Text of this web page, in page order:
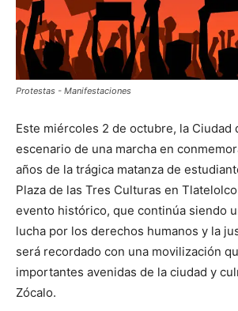
Protestas - Manifestaciones
Este miércoles 2 de octubre, la Ciudad
escenario de una marcha en
años de la trágica matanza de
Plaza de las Tres Culturas en
evento histórico, que continúa siendo
lucha por los derechos humanos y la
será recordado con una movilización
importantes avenidas de la ciudad y
Zócalo.